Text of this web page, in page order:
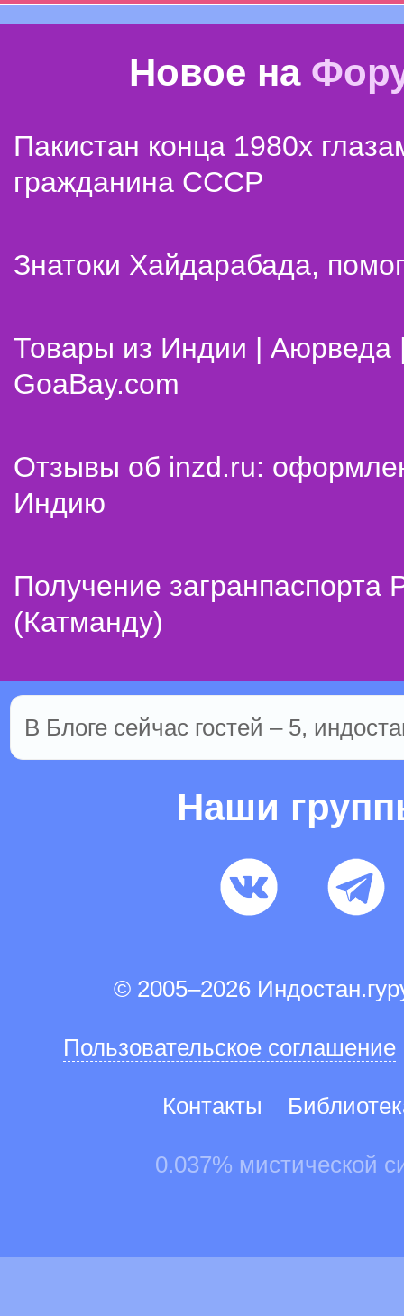
Новое на
Пакистан конца 1980х
гражданина СССР
Знатоки Хайдарабада,
Товары из Индии | Аюрведа
GoaBay.com
Отзывы об inzd.ru:
Индию
Получение
(Катманду)
В Блоге сейчас гостей – 5,
Наши
© 2005–2026
Пользовательское соглашение
Контакты
0.037% мистической